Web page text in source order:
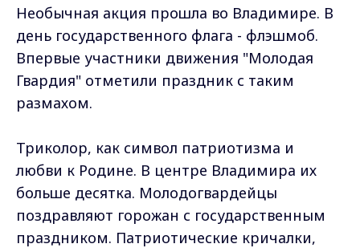
Необычная акция прошла во Владимире. В
день государственного флага - флэшмоб.
Впервые участники движения "Молодая
Гвардия" отметили праздник с таким
размахом.
Триколор, как символ патриотизма и
любви к Родине. В центре Владимира их
больше десятка. Молодогвардейцы
поздравляют горожан с государственным
праздником. Патриотические кричалки,